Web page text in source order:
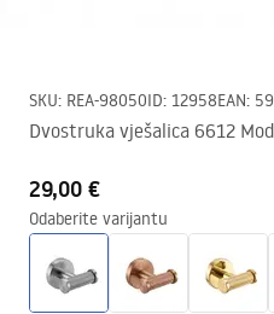
SKU: REA-98050ID: 12958EAN:
Dvostruka vješalica 6612
29,00 €
Odaberite varijantu